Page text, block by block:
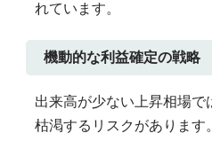
れています。
機動的な利益確定の戦略
出来高が少ない上昇相場で
枯渇するリスクがあります